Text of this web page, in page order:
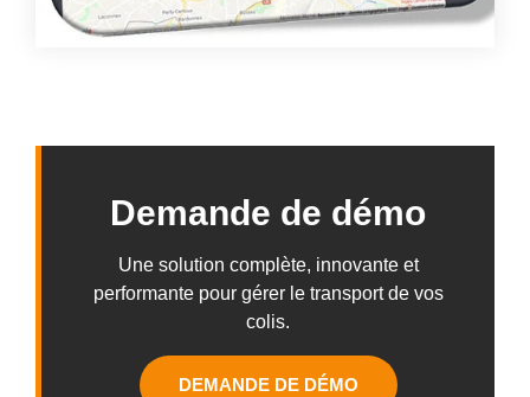
Demande de démo
Une solution complète, innovante et
performante pour gérer le transport de vos
colis.
DEMANDE DE DÉMO